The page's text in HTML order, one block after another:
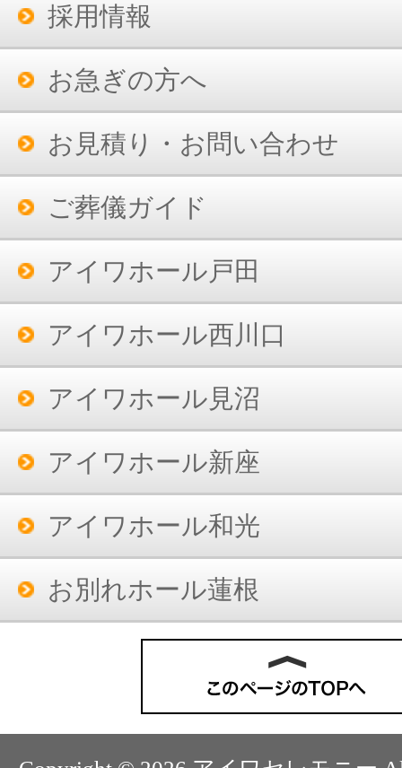
採用情報
お急ぎの方へ
お見積り・お問い合わせ
ご葬儀ガイド
アイワホール戸田
アイワホール西川口
アイワホール見沼
アイワホール新座
アイワホール和光
お別れホール蓮根